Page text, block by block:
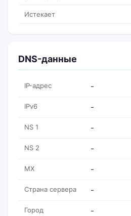
Истекает
DNS-данные
IP-адрес -
IPv6 -
NS 1 -
NS 2 -
MX -
Страна сервера -
Город -